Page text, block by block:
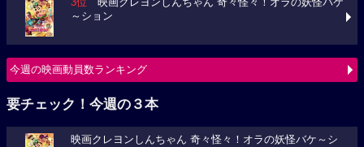
3位 映画クレヨンしんちゃん 奇々怪々！オラの妖怪バケ
～ション
今週の映画動員数ランキング
要チェック！今週の３本
映画クレヨンしんちゃん 奇々怪々！オラの妖怪バケ～シ